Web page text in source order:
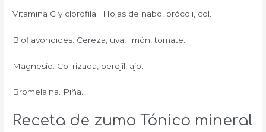
Vitamina C y clorofila. Hojas de nabo, brócoli, col.
Bioflavonoides. Cereza, uva, limón, tomate.
Magnesio. Col rizada, perejil, ajo.
Bromelaína. Piña.
Receta de zumo Tónico mineral